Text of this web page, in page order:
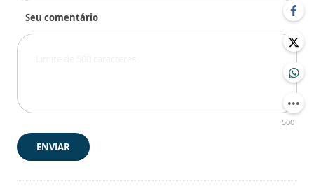
Seu comentário
500
ENVIAR